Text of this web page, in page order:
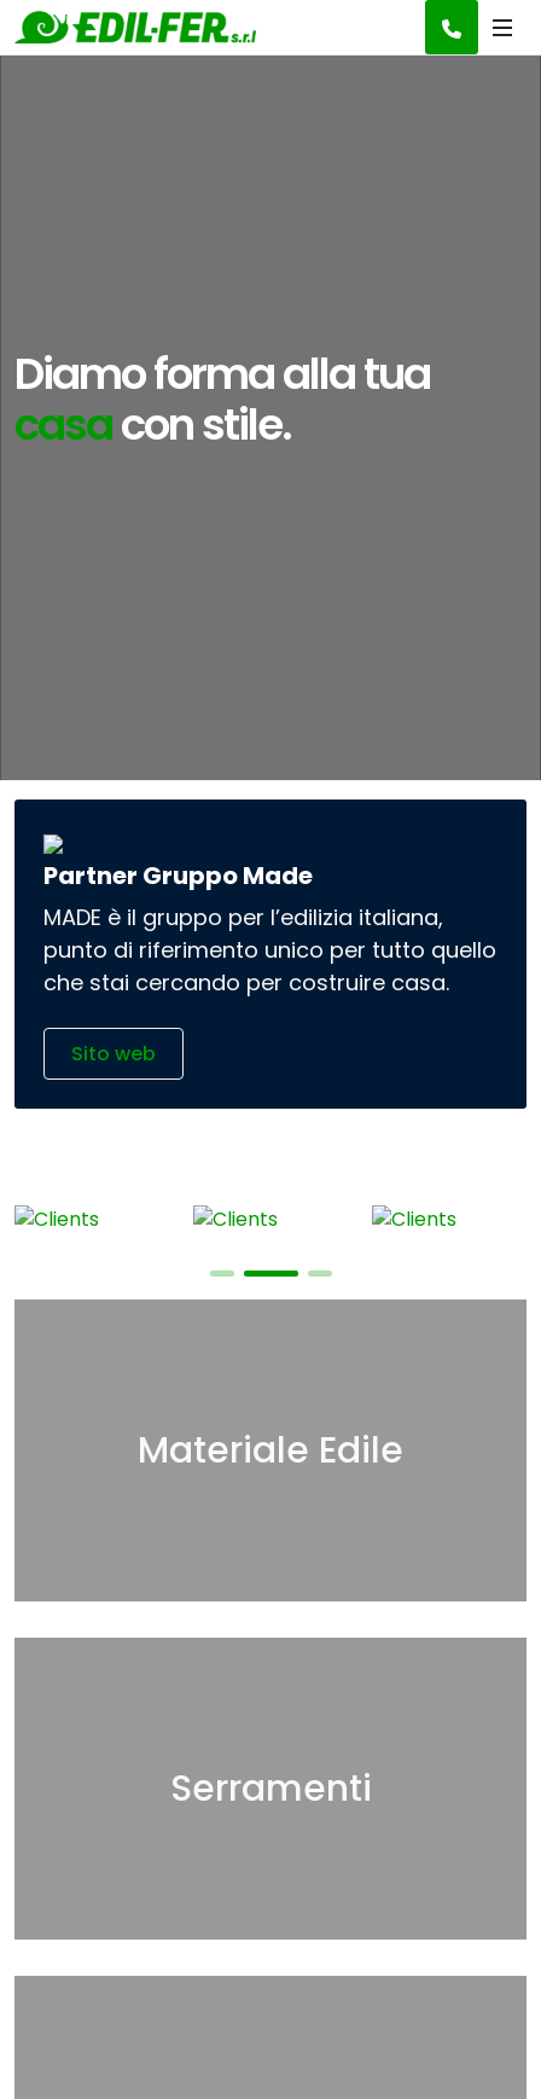
Diamo forma alla tua
con stile.
Partner Gruppo Made
MADE è il gruppo per l’edilizia italiana,
punto di riferimento unico per tutto quello
che stai cercando per costruire casa.
Sito web
Materiale Edile
Serramenti